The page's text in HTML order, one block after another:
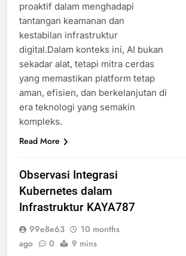
proaktif dalam menghadapi
tantangan keamanan dan
kestabilan infrastruktur
digital.Dalam konteks ini, AI bukan
sekadar alat, tetapi mitra cerdas
yang memastikan platform tetap
aman, efisien, dan berkelanjutan di
era teknologi yang semakin
kompleks.
Read More
Observasi Integrasi
Kubernetes dalam
Infrastruktur KAYA787
99e8e63
10 months
ago
0 9 mins